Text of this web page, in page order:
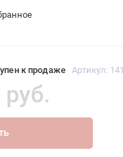
к продаже Артикул:
руб.